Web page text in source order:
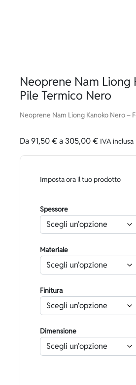
Neoprene Nam
Pile Termico Nero
Neoprene Nam Liong Kanoko Nero –
Da91,50€a305,00€ IVA inclusa
Imposta ora il tuo prodotto
Spessore
Materiale
Finitura
Dimensione